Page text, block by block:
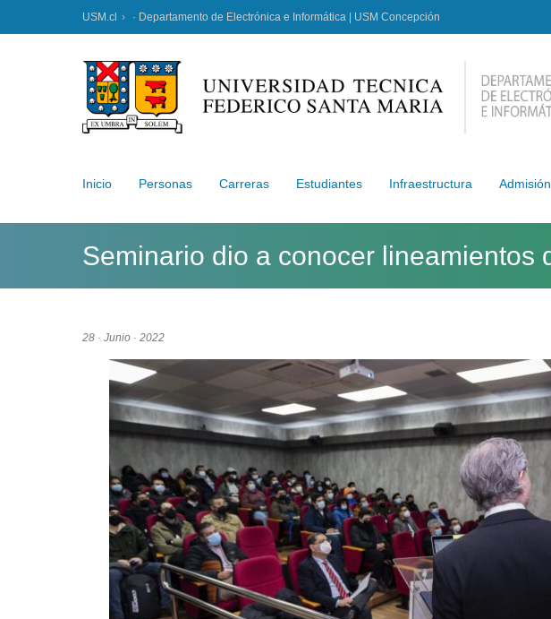
USM.cl · Departamento de Electrónica e Informática | USM Concepción
Inicio Personas Carreras Estudiantes Infraestructura
Seminario dio a conocer lineamientos
28 · Junio · 2022